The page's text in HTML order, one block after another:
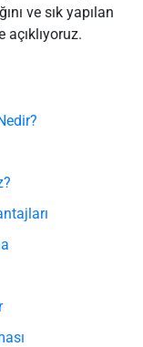
ve sık yapılan